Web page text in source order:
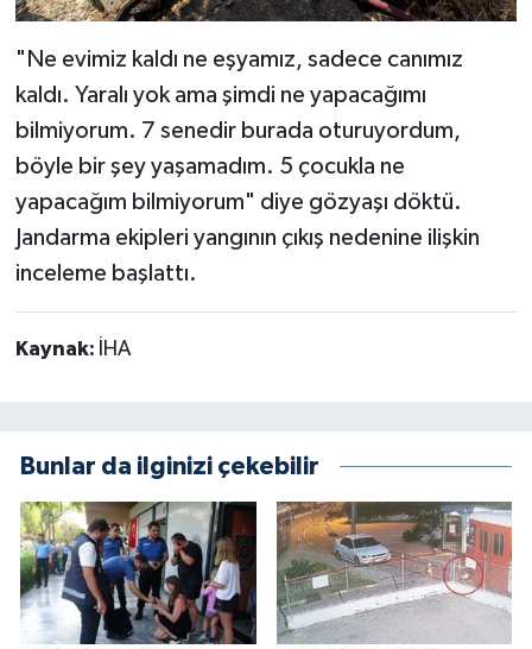
"Ne evimiz kaldı ne eşyamız, sadece canımız
kaldı. Yaralı yok ama şimdi ne yapacağımı
bilmiyorum. 7 senedir burada oturuyordum,
böyle bir şey yaşamadım. 5 çocukla ne
yapacağım bilmiyorum" diye gözyaşı döktü.
Jandarma ekipleri yangının çıkış nedenine ilişkin
inceleme başlattı.
Kaynak: İHA
Bunlar da ilginizi çekebilir